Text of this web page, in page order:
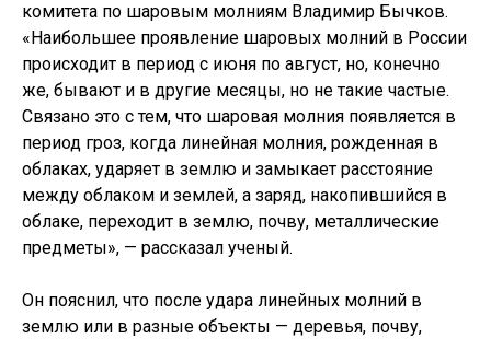
комитета по шаровым молниям Владимир Бычков.
«Наибольшее проявление шаровых молний в России
происходит в период с июня по август, но, конечно
же, бывают и в другие месяцы, но не такие частые.
Связано это с тем, что шаровая молния появляется в
период гроз, когда линейная молния, рожденная в
облаках, ударяет в землю и замыкает расстояние
между облаком и землей, а заряд, накопившийся в
облаке, переходит в землю, почву, металлические
предметы», — рассказал ученый.
Он пояснил, что после удара линейных молний в
землю или в разные объекты — деревья, почву,